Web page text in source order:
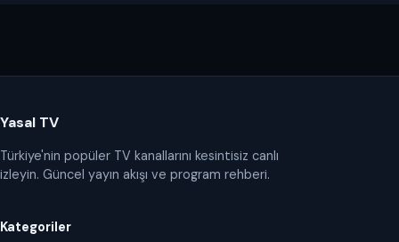
Yasal TV
Türkiye'nin popüler TV kanallarını kesintisiz canlı
izleyin. Güncel yayın akışı ve program rehberi.
Kategoriler